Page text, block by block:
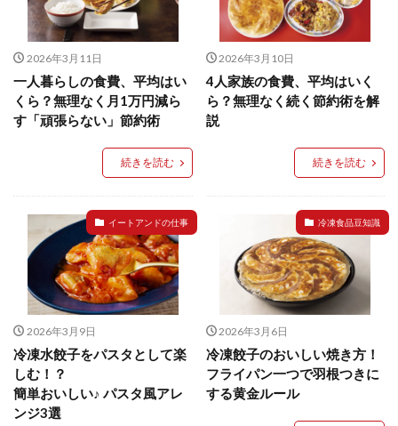
2026年3月11日
一人暮らしの食費、平均はい
くら？無理なく月1万円減ら
す「頑張らない」節約術
続きを読む
2026年3月10日
4人家族の食費、平均はいく
ら？無理なく続く節約術を解
説
続きを読む
イートアンドの仕事
2026年3月9日
冷凍水餃子をパスタとして楽
しむ！？
簡単おいしい♪ パスタ風アレ
ンジ3選
冷凍食品豆知識
2026年3月6日
冷凍餃子のおいしい焼き方！
フライパン一つで羽根つきに
する黄金ルール
イートアンドの仕事
アウトドア
アヒージョ
アレルギー
アレンジ
アレンジレシピ
セカンド冷凍庫
たれつき肉焼売
国産
冷凍食品ジャーナリスト山本純子の『冷凍食品のはなし』
冷凍やけ
冷凍食品ライフハック
万博
冷凍食品豆知識
冷凍餃子
冷凍麺 品質管理
問い合わせ
回鍋肉
低糖質 ワンプレート
チャミスル
ビビゴ
なにわ
パーティー餃子
パックご飯
ハロウィン
ハンギョドン
ファミリーマート
ワイン
ぷるもち水餃子
マンドゥ
ラーメン
ラーメンJourney
レシピ 만두